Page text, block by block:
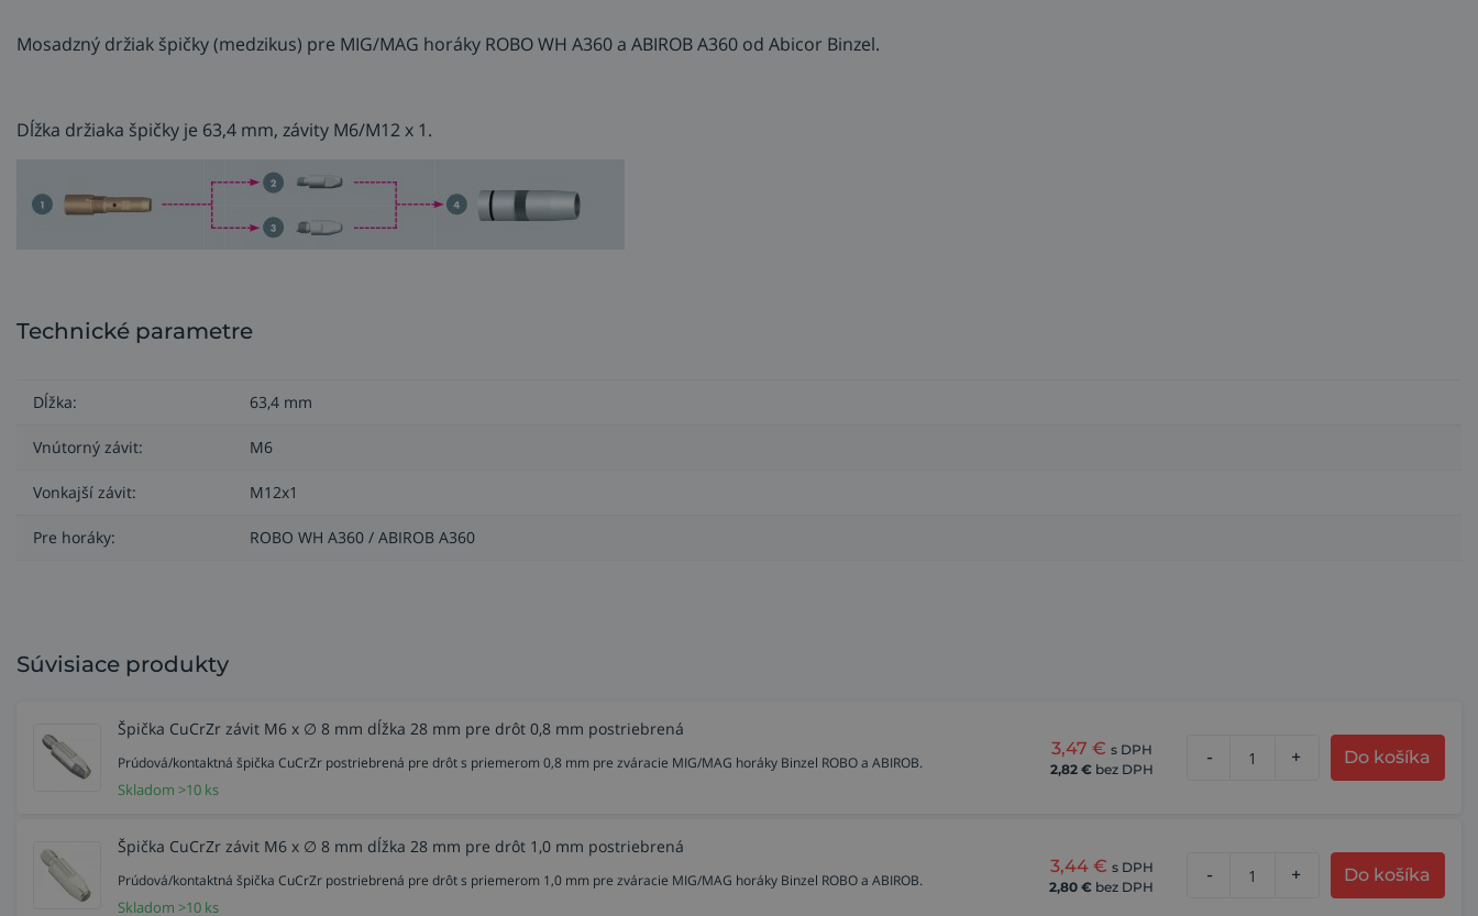
Mosadzný držiak špičky (medzikus) pre MIG/MAG horáky ROBO WH A360 a ABIROB A360 od Abicor Binzel.
Dĺžka držiaka špičky je 63,4 mm, závity M6/M12 x 1.
Technické parametre
Dĺžka: 63,4 mm
Vnútorný závit: M6
Vonkajší závit: M12x1
Pre horáky: ROBO WH A360 / ABIROB A360
Súvisiace produkty
Špička CuCrZr závit M6 x ∅ 8 mm dĺžka 28 mm pre drôt 0,8 mm postriebrená
Prúdová/kontaktná špička CuCrZr postriebrená pre drôt s priemerom 0,8 mm pre zváracie MIG/MAG horáky Binzel ROBO a ABIROB.
Skladom >10 ks
3,47 € s DPH
2,82 € bez DPH
- + Do košíka
Špička CuCrZr závit M6 x ∅ 8 mm dĺžka 28 mm pre drôt 1,0 mm postriebrená
Prúdová/kontaktná špička CuCrZr postriebrená pre drôt s priemerom 1,0 mm pre zváracie MIG/MAG horáky Binzel ROBO a ABIROB.
Skladom >10 ks
3,44 € s DPH
2,80 € bez DPH
- + Do košíka